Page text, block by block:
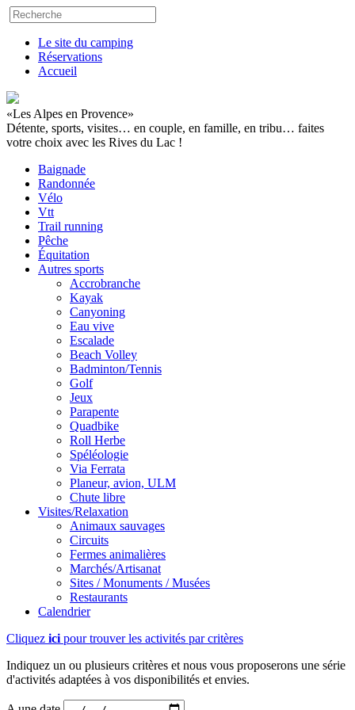
Le site du camping
Réservations
Accueil
«Les Alpes en Provence»
Détente, sports, visites… en couple, en famille, en tribu… faites
votre choix avec les Rives du Lac !
Baignade
Randonnée
Vélo
Vtt
Trail running
Pêche
Équitation
Autres sports
Accrobranche
Kayak
Canyoning
Eau vive
Escalade
Beach Volley
Badminton/Tennis
Golf
Jeux
Parapente
Quadbike
Roll Herbe
Spéléologie
Via Ferrata
Planeur, avion, ULM
Chute libre
Visites/Relaxation
Animaux sauvages
Circuits
Fermes animalières
Marchés/Artisanat
Sites / Monuments / Musées
Restaurants
Calendrier
Cliquez ici pour trouver les activités par critères
Indiquez un ou plusieurs critères et nous vous proposerons une série
d'activités adaptées à vos disponibilités et envies.